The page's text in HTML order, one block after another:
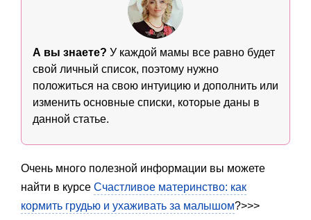
А вы знаете? У каждой мамы все равно будет
свой личный список, поэтому нужно
положиться на свою интуицию и дополнить или
изменить основные списки, которые даны в
данной статье.
Очень много полезной информации вы можете
найти в курсе Счастливое материнство: как
кормить грудью и ухаживать за малышом?>>>